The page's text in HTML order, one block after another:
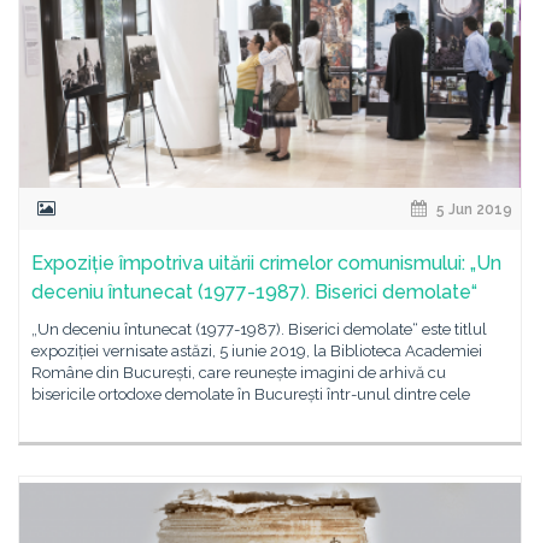
5 Jun 2019
Expoziție împotriva uitării crimelor comunismului: „Un
deceniu întunecat (1977-1987). Biserici demolate“
„Un deceniu întunecat (1977-1987). Biserici demolate“ este titlul
expoziției vernisate astăzi, 5 iunie 2019, la Biblioteca Academiei
Române din București, care reunește imagini de arhivă cu
bisericile ortodoxe demolate în București într-unul dintre cele